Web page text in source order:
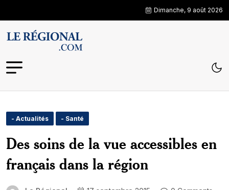
Dimanche, 9 août 2026
- Actualités - Santé
Des soins de la vue accessibles en
français dans la région